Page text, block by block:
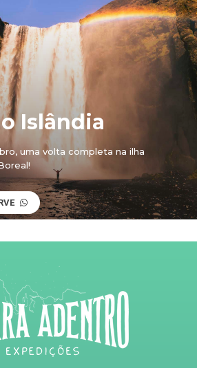
Islândia
uma volta completa na ilha